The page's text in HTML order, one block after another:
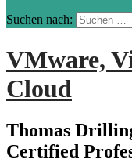
Suchen nach:
VMware,
Cloud
Thomas
Certified